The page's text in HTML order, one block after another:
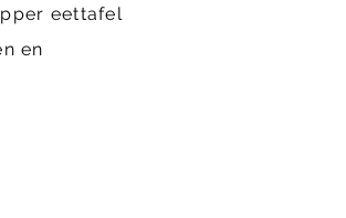
eettafel
en